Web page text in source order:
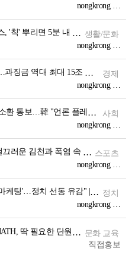
nongkrong
곳곳에 묻은 감염력 있는 바이러스, '칙' 뿌리면 5분 내 보인다 | 연합뉴스 생활/문화
nongkrong
국고채 담합 곧 공정위 심판대에…과징금 역대 최대 15조 가능성 | 연합뉴스
경제
nongkrong
특검, '계엄 당정대 회의 참석' 韓 소환 통보…韓 "언론 플레이"(종합) | 연합뉴스
사회
nongkrong
세 경기째 주춤한 선두 FC서울, 껄끄러운 김천과 폭염 속 격돌 | 연합뉴스 스포츠
nongkrong
與 "국힘, 세제개편안 왜곡 '공포 마케팅'…정치 선동 유감" | 연합뉴스 정치
nongkrong
[☀️AA HL 단원별 강의] IB MATH, 딱 필요한 단원만 빈틈없이! 문화 교육
직접홍보